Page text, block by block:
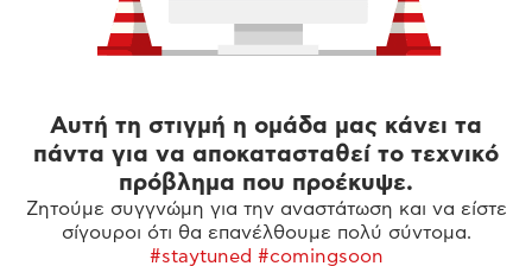
Αυτή τη στιγμή η ομάδα μας κάνει τα
πάντα για να αποκατασταθεί το τεχνικό
πρόβλημα που προέκυψε.
Ζητούμε συγγνώμη για την αναστάτωση και να είστε
σίγουροι ότι θα επανέλθουμε πολύ σύντομα.
#staytuned #comingsoon